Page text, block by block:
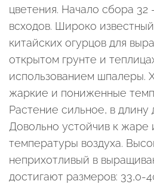
цветения. Начало сбора
всходов. Широко
китайских огурцов для
открытом грунте и
использованием шпалеры.
жаркие и пониженные
Растение сильное, в длину
Довольно устойчив к
температуры воздуха.
неприхотливый в
достигают размеров: 33,0-